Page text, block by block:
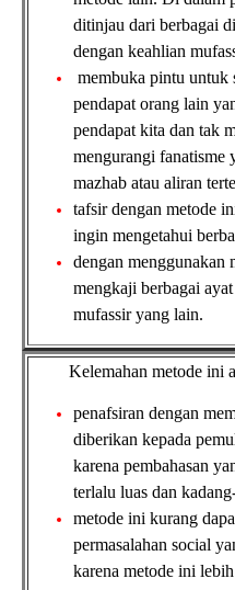
ditinjau dari berbagai
dengan keahlian
membuka pintu untuk
pendapat orang lain
pendapat kita dan tak
mengurangi fanatisme
mazhab atau aliran
tafsir dengan metode
ingin mengetahui
dengan menggunakan
mengkaji berbagai
mufassir yang lain.
Kelemahan metode ini
penafsiran dengan
diberikan kepada
karena pembahasan
terlalu luas dan
metode ini kurang
permasalahan social
karena metode ini